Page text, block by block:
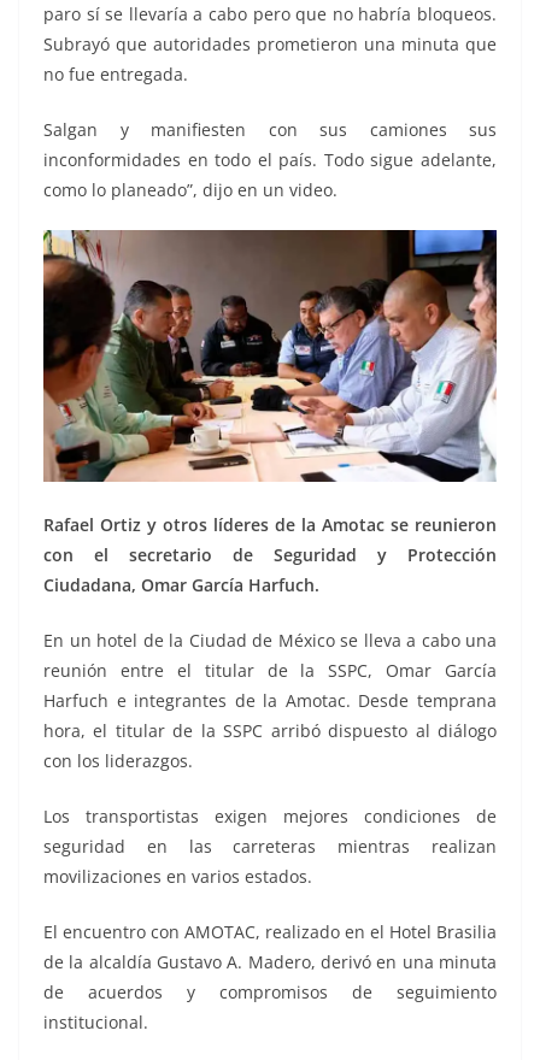
paro sí se llevaría a cabo pero que no habría bloqueos.
Subrayó que autoridades prometieron una minuta que
no fue entregada.
Salgan y manifiesten con sus camiones sus
inconformidades en todo el país. Todo sigue adelante,
como lo planeado”, dijo en un video.
Rafael Ortiz y otros líderes de la Amotac se reunieron
con el secretario de Seguridad y Protección
Ciudadana, Omar García Harfuch.
En un hotel de la Ciudad de México se lleva a cabo una
reunión entre el titular de la SSPC, Omar García
Harfuch e integrantes de la Amotac. Desde temprana
hora, el titular de la SSPC arribó dispuesto al diálogo
con los liderazgos.
Los transportistas exigen mejores condiciones de
seguridad en las carreteras mientras realizan
movilizaciones en varios estados.
El encuentro con AMOTAC, realizado en el Hotel Brasilia
de la alcaldía Gustavo A. Madero, derivó en una minuta
de acuerdos y compromisos de seguimiento
institucional.